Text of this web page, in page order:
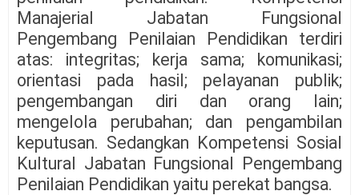
Manajerial Jabatan Fungsional
Pengembang Penilaian Pendidikan terdiri
atas: integritas; kerja sama; komunikasi;
orientasi pada hasil; pelayanan publik;
pengembangan diri dan orang lain;
mengelola perubahan; dan pengambilan
keputusan. Sedangkan Kompetensi Sosial
Kultural Jabatan Fungsional Pengembang
Penilaian Pendidikan yaitu perekat bangsa.